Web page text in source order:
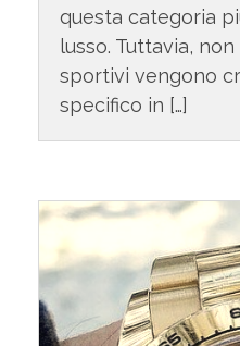
questa categoria
lusso. Tuttavia,
sportivi vengono
specifico in […]